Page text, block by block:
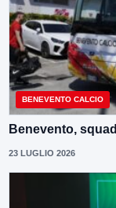
BENEVENTO CALCIO
Benevento,
23 LUGLIO 2026